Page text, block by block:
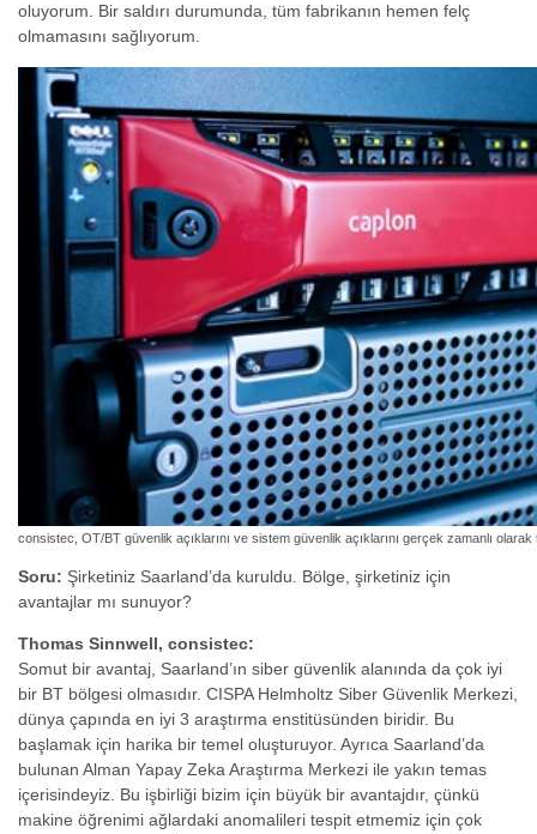
oluyorum. Bir saldırı durumunda, tüm fabrikanın hemen felç
olmamasını sağlıyorum.
consistec, OT/BT güvenlik açıklarını ve sistem güvenlik açıklarını gerçek zamanlı
Soru: Şirketiniz Saarland’da kuruldu. Bölge, şirketiniz için
avantajlar mı sunuyor?
Thomas Sinnwell, consistec:
Somut bir avantaj, Saarland’ın siber güvenlik alanında da çok iyi
bir BT bölgesi olmasıdır. CISPA Helmholtz Siber Güvenlik Merkezi,
dünya çapında en iyi 3 araştırma enstitüsünden biridir. Bu
başlamak için harika bir temel oluşturuyor. Ayrıca Saarland’da
bulunan Alman Yapay Zeka Araştırma Merkezi ile yakın temas
içerisindeyiz. Bu işbirliği bizim için büyük bir avantajdır, çünkü
makine öğrenimi ağlardaki anomalileri tespit etmemiz için çok